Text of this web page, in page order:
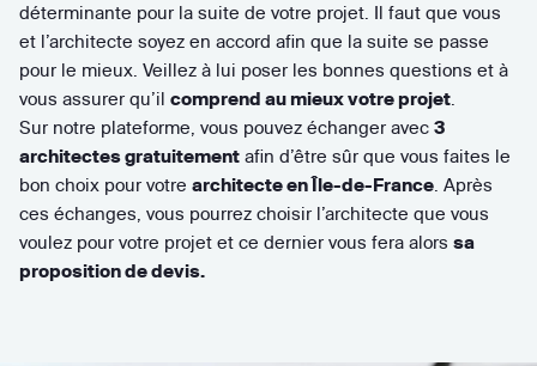
déterminante pour la suite de votre projet. Il faut que vous
et l’architecte soyez en accord afin que la suite se passe
pour le mieux. Veillez à lui poser les bonnes questions et à
vous assurer qu’il comprend au mieux votre projet.
Sur notre plateforme, vous pouvez échanger avec 3
architectes gratuitement afin d’être sûr que vous faites le
bon choix pour votre architecte en Île-de-France. Après
ces échanges, vous pourrez choisir l’architecte que vous
voulez pour votre projet et ce dernier vous fera alors sa
proposition de devis.